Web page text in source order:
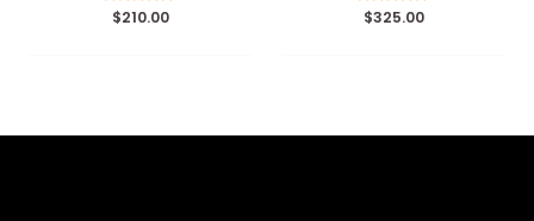
Valorado
con$210.00
Valorado
con$325.00